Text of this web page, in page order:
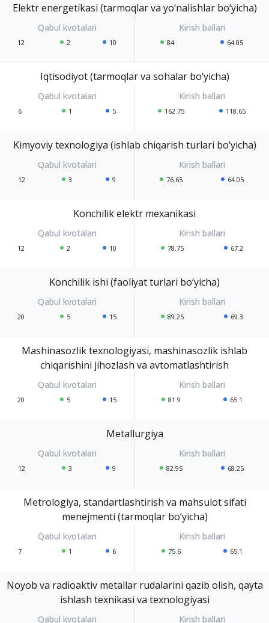
Elektr energetikasi (tarmoqlar va yo‘nalishlar bo‘yicha)
12 2 10 84 64.05
Iqtisodiyot (tarmoqlar va sohalar bo‘yicha)
6 1 5 162.75 118.65
Kimyoviy texnologiya (ishlab chiqarish turlari bo‘yicha)
12 3 9 76.65 64.05
Konchilik elektr mexanikasi
12 2 10 78.75 67.2
Konchilik ishi (faoliyat turlari bo‘yicha)
20 5 15 89.25 69.3
Mashinasozlik texnologiyasi, mashinasozlik ishlab
chiqarishini jihozlash va avtomatlashtirish
20 5 15 81.9 65.1
Metallurgiya
12 3 9 82.95 68.25
Metrologiya, standartlashtirish va mahsulot sifati
menejmenti (tarmoqlar bo‘yicha)
7 1 6 75.6 65.1
Noyob va radioaktiv metallar rudalarini qazib olish, qayta
ishlash texnikasi va texnologiyasi